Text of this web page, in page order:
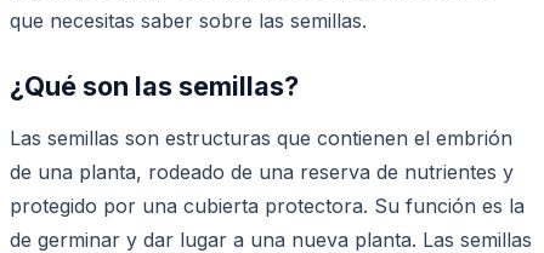
que necesitas saber sobre las semillas.
¿Qué son las semillas?
Las semillas son estructuras que contienen el embrión
de una planta, rodeado de una reserva de nutrientes y
protegido por una cubierta protectora. Su función es la
de germinar y dar lugar a una nueva planta. Las semillas